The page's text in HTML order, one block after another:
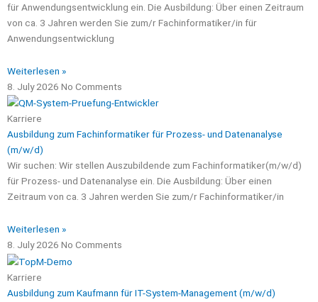
für Anwendungsentwicklung ein. Die Ausbildung: Über einen Zeitraum
von ca. 3 Jahren werden Sie zum/r Fachinformatiker/in für
Anwendungsentwicklung
Weiterlesen »
8. July 2026 No Comments
Karriere
Ausbildung zum Fachinformatiker für Prozess- und Datenanalyse
(m/w/d)
Wir suchen: Wir stellen Auszubildende zum Fachinformatiker(m/w/d)
für Prozess- und Datenanalyse ein. Die Ausbildung: Über einen
Zeitraum von ca. 3 Jahren werden Sie zum/r Fachinformatiker/in
Weiterlesen »
8. July 2026 No Comments
Karriere
Ausbildung zum Kaufmann für IT-System-Management (m/w/d)